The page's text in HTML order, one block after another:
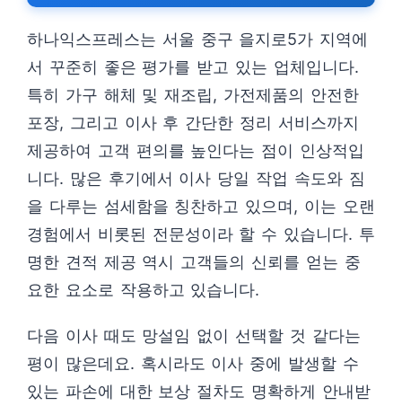
하나익스프레스는 서울 중구 을지로5가 지역에
서 꾸준히 좋은 평가를 받고 있는 업체입니다.
특히 가구 해체 및 재조립, 가전제품의 안전한
포장, 그리고 이사 후 간단한 정리 서비스까지
제공하여 고객 편의를 높인다는 점이 인상적입
니다. 많은 후기에서 이사 당일 작업 속도와 짐
을 다루는 섬세함을 칭찬하고 있으며, 이는 오랜
경험에서 비롯된 전문성이라 할 수 있습니다. 투
명한 견적 제공 역시 고객들의 신뢰를 얻는 중
요한 요소로 작용하고 있습니다.
다음 이사 때도 망설임 없이 선택할 것 같다는
평이 많은데요. 혹시라도 이사 중에 발생할 수
있는 파손에 대한 보상 절차도 명확하게 안내받